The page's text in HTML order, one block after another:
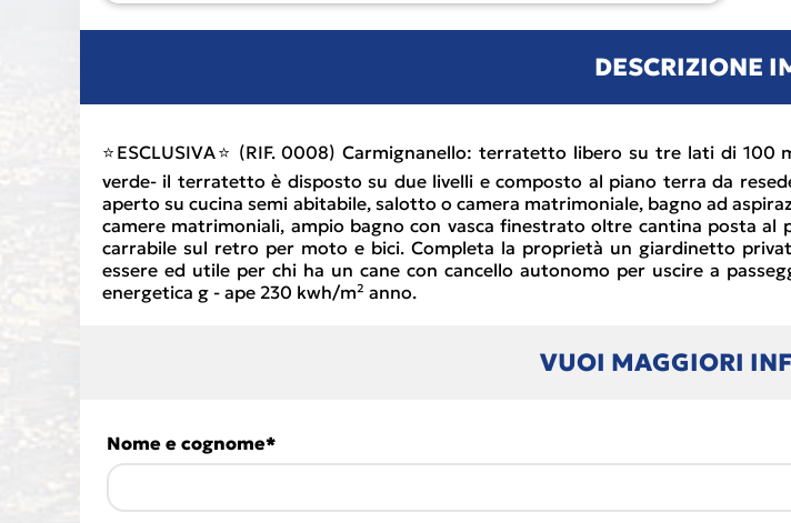
DESCRIZIONE
⭐ESCLUSIVA⭐ (RIF. 0008) Carmignanello: terratetto libero su tre lati di
verde- il terratetto è disposto su due livelli e composto al piano terra da
aperto su cucina semi abitabile, salotto o camera matrimoniale, bagno ad
camere matrimoniali, ampio bagno con vasca finestrato oltre cantina posta
carrabile sul retro per moto e bici. Completa la proprietà un giardinetto
essere ed utile per chi ha un cane con cancello autonomo per uscire a
energetica g - ape 230 kwh/m² anno.
VUOI MAGGIORI
Nome e cognome*